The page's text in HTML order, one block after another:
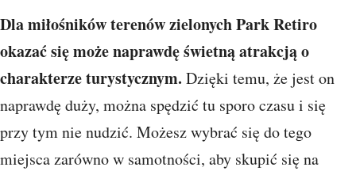
Dla miłośników terenów zielonych Park Retiro
okazać się może naprawdę świetną atrakcją o
charakterze turystycznym. Dzięki temu, że jest on
naprawdę duży, można spędzić tu sporo czasu i się
przy tym nie nudzić. Możesz wybrać się do tego
miejsca zarówno w samotności, aby skupić się na